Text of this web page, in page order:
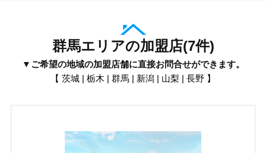
群馬エリアの加盟店(7件)
▼ご希望の地域の加盟店舗に直接お問合せができます。
【 茨城 | 栃木 | 群馬 | 新潟 | 山梨 | 長野 】